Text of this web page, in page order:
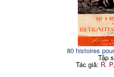
80 histoires
Tập
Tác giả: R.